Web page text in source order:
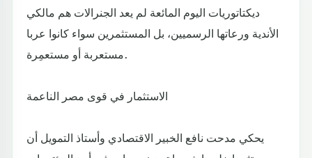
ديكتاتوريات اليوم المائعة لم يعد الجنرالات هم مالكي
الأندية ورعاتها الرسميين، بل المستثمرين سواء كانوا عربا
مستعربة أو مستعمِرة.
الاستثمار في قوى مصر الناعمة
يحكي مدحت نافع الخبير الاقتصادي وأستاذ التمويل أن